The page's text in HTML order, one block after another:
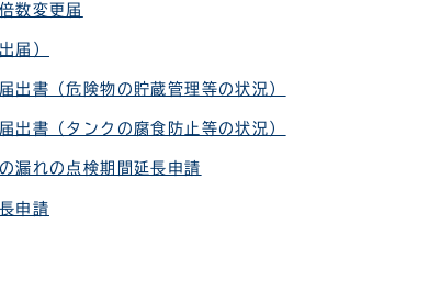
数変更届
届）
書（危険物の貯蔵管理等の状況）
書（タンクの腐食防止等の状況）
漏れの点検期間延長申請
申請